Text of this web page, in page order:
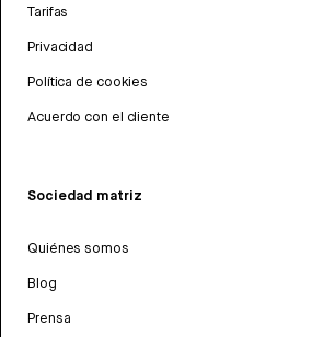
Tarifas
Privacidad
Política de cookies
Acuerdo con el cliente
Sociedad matriz
Quiénes somos
Blog
Prensa